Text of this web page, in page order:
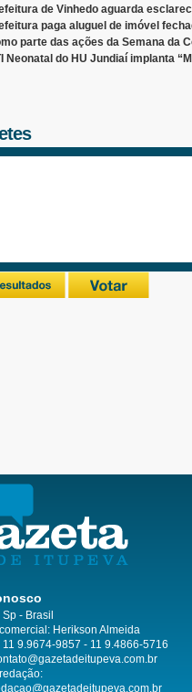
de Vinhedo aguarda
paga aluguel de imóvel
parte das ações da Semana da
Neonatal do HU Jundiaí implanta
Sp - Brasil
Herikson Almeida
11 9.9674-9857 - 11 9.4866-5716